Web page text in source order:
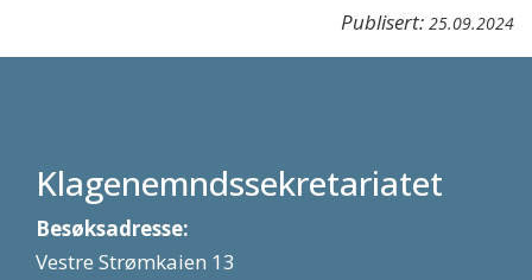
Publisert: 25.09.2024
Klagenemndssekretariatet
Besøksadresse:
Vestre Strømkaien 13